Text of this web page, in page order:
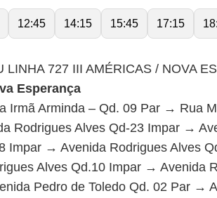
12:45 14:15 15:45 17:15
LINHA 727 III AMÉRICAS / NOVA
Esperança
Irmã Arminda – Qd. 09 Par → Rua
Rodrigues Alves Qd-23 Impar →
Impar → Avenida Rodrigues Alves
Alves Qd.10 Impar → Avenida
Pedro de Toledo Qd. 02 Par →